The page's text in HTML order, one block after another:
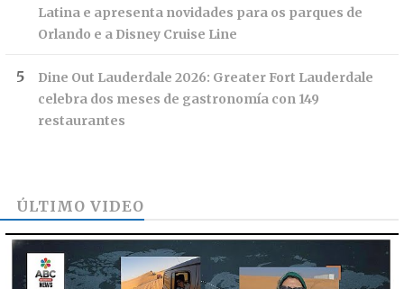
Latina e apresenta novidades para os parques de
Orlando e a Disney Cruise Line
Dine Out Lauderdale 2026: Greater Fort Lauderdale
celebra dos meses de gastronomía con 149
restaurantes
ÚLTIMO VIDEO